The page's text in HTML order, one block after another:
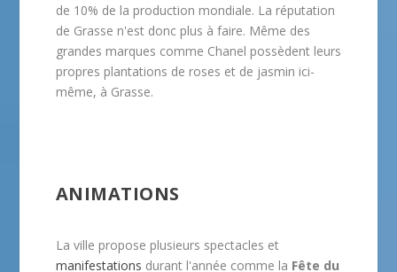
de 10% de la production mondiale. La réputation
de Grasse n'est donc plus à faire. Même des
grandes marques comme Chanel possèdent leurs
propres plantations de roses et de jasmin ici-
même, à Grasse.
ANIMATIONS
La ville propose plusieurs spectacles et
manifestations durant l'année comme la Fête du